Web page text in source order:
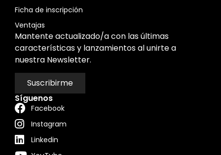
Ficha de inscripción
Ventajas
Mantente actualizado/a con las últimas
características y lanzamientos al unirte a
nuestra Newsletter.
Suscribirme
Síguenos
Facebook
Instagram
Linkedin